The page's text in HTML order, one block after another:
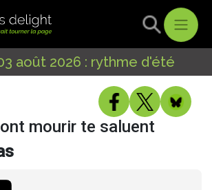
août 2026 : rythme d'été
mourir te saluent